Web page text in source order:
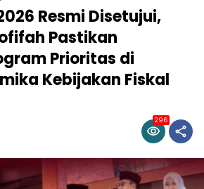
Resmi Disetujui,
Pastikan
Prioritas di
Kebijakan Fiskal
296